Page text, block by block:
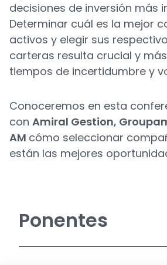
decisiones de inversión más
Determinar cuál es la mejor
activos y elegir sus
carteras resulta crucial y
tiempos de incertidumbre y
Conoceremos en esta
con Amiral Gestion,
AM cómo seleccionar
están las mejores
Ponentes